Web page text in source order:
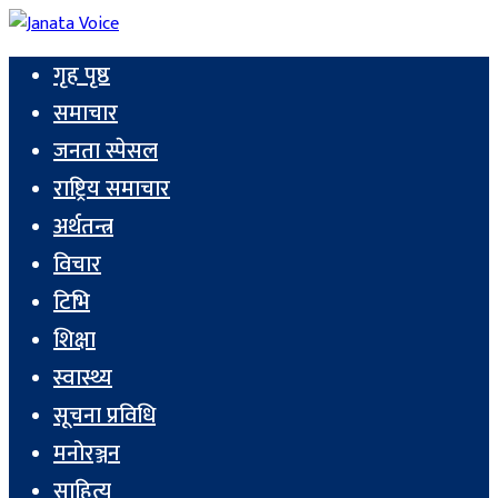
गृह पृष्ठ
समाचार
जनता स्पेसल
राष्ट्रिय समाचार
अर्थतन्त्र
विचार
टिभि
शिक्षा
स्वास्थ्य
सूचना प्रविधि
मनोरञ्जन